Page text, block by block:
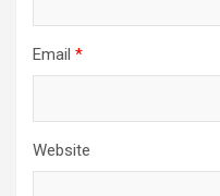
Email *
Website